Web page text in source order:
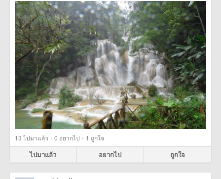
13ไปมาแล้ว · 0 อยากไป · 1 ถูกใจ
ไปมาแล้ว อยากไป ถูกใจ